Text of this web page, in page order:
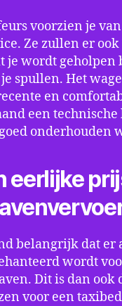
voorzien je
Ze zullen er ook
je wordt geholpen
spullen. Het
en
een
onderhouden
eerlijke
belangrijk dat er
wordt
Dit is dan ook
voor een